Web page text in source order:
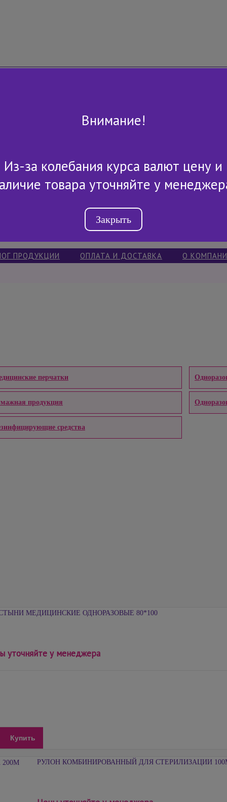
+7 (843) 2-507-607
ПРОДУКЦИИ ОПЛАТА И ДОСТАВКА О
перчатки
продукция
средства
МЕДИЦИНСКИЕ ОДНОРАЗОВЫЕ 80*100
уточняйте у менеджера
Купить
РУЛОН КОМБИНИРОВАННЫЙ ДЛЯ СТЕРИЛИЗАЦИИ
Внимание!
Из-за колебания курса валют цену и
товара уточняйте у
Закрыть